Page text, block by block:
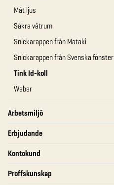
Mät ljus
Säkra våtrum
Snickarappen från Mataki
Snickarappen från Svenska fönster
Tink Id-koll
Weber
Arbetsmiljö
Erbjudande
Kontokund
Proffskunskap